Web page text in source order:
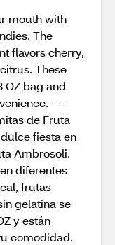
mouth with
The
flavors cherry,
These
OZ bag and
---
de Fruta
fiesta en
Ambrosoli.
diferentes
frutas
gelatina se
y están
comodidad.